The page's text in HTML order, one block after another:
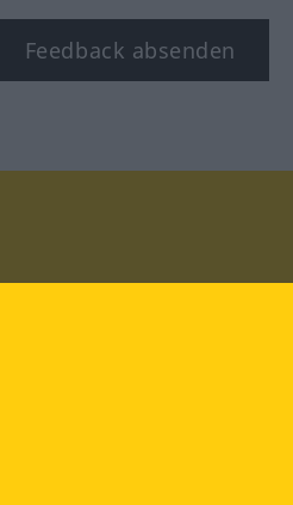
Feedback absenden